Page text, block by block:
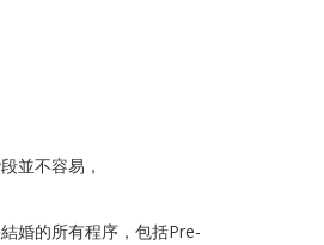
並不容易，
婚的所有程序，包括Pre-